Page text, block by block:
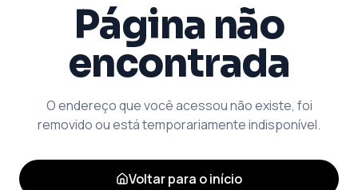
Página não
encontrada
O endereço que você acessou não existe, foi
removido ou está temporariamente indisponível.
Voltar para o início